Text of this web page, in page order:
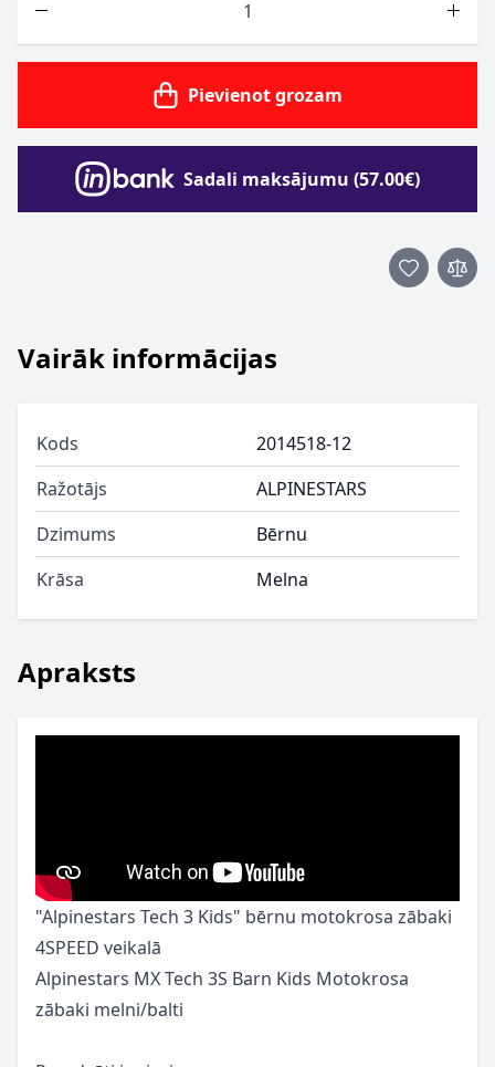
Pievienot grozam
Sadali maksājumu (57.00€)
Apraksts
"Alpinestars Tech 3 Kids" bērnu motokrosa zābaki
4SPEED veikalā
Alpinestars MX Tech 3S Barn Kids Motokrosa
zābaki melni/balti
Vairāk informācijas
Kods
2014518-12
Ražotājs
ALPINESTARS
Dzimums
Bērnu
Krāsa
Melna